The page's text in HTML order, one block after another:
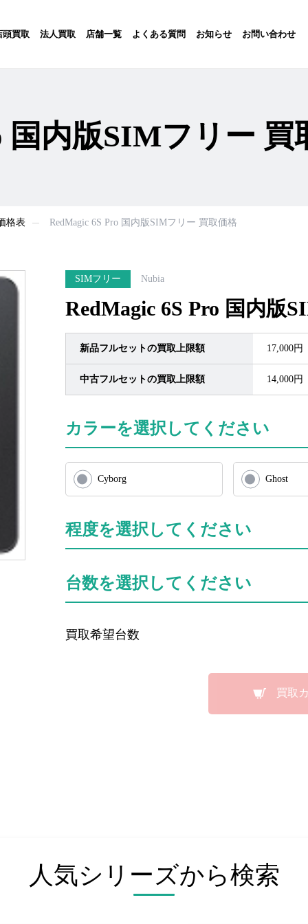
頭買取 法人買取 店舗一覧 よくある質問 お知らせ お問い合わせ
国内版SIMフリー 買
格表 RedMagic 6S Pro 国内版SIMフリー 買取価格
SIMフリー Nubia
RedMagic 6S Pro 国内版
新品フルセットの買取上限額 17,000円
中古フルセットの買取上限額 14,000円
カラーを選択してください
Cyborg Ghost
程度を選択してください
台数を選択してください
買取希望台数
買取
人気シリーズから検索